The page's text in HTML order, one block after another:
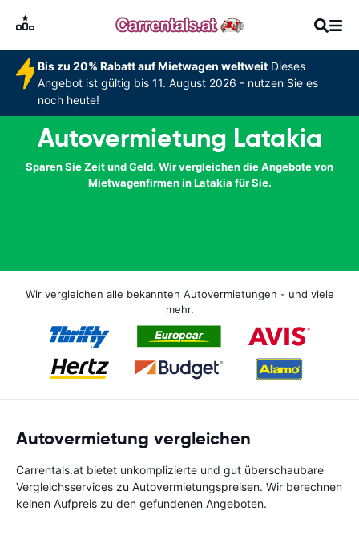
Bis zu 20% Rabatt auf Mietwagen weltweitDieses
Angebot ist gültig bis 11. August 2026 - nutzen Sie es
noch heute!
Autovermietung Latakia
Sparen Sie Zeit und Geld. Wir vergleichen die Angebote von
Mietwagenfirmen in Latakia für Sie.
Wir vergleichen alle bekannten Autovermietungen - und viele
mehr.
Autovermietung vergleichen
Carrentals.at bietet unkomplizierte und gut überschaubare
Vergleichsservices zu Autovermietungspreisen. Wir berechnen
keinen Aufpreis zu den gefundenen Angeboten.